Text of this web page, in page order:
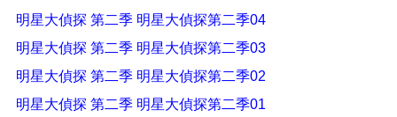
明星大偵探 第二季 明星大偵探第二季04
明星大偵探 第二季 明星大偵探第二季03
明星大偵探 第二季 明星大偵探第二季02
明星大偵探 第二季 明星大偵探第二季01